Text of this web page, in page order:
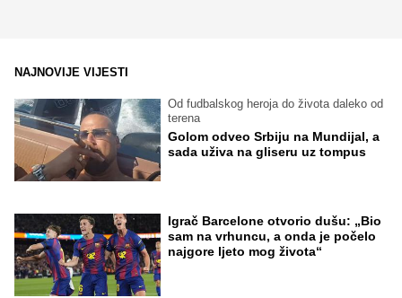
NAJNOVIJE VIJESTI
Od fudbalskog heroja do života daleko od
terena
Golom odveo Srbiju na Mundijal, a
sada uživa na gliseru uz tompus
Igrač Barcelone otvorio dušu: „Bio
sam na vrhuncu, a onda je počelo
najgore ljeto mog života“